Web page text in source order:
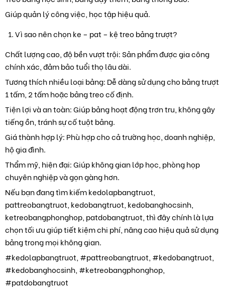
Giúp quản lý công việc, học tập hiệu quả.
Vì sao nên chọn ke – pat – kệ treo bảng trượt?
Chất lượng cao, độ bền vượt trội: Sản phẩm được gia công
chính xác, đảm bảo tuổi thọ lâu dài.
Tương thích nhiều loại bảng: Dễ dàng sử dụng cho bảng trượt
1 tấm, 2 tấm hoặc bảng treo cố định.
Tiện lợi và an toàn: Giúp bảng hoạt động trơn tru, không gây
tiếng ồn, tránh sự cố tuột bảng.
Giá thành hợp lý: Phù hợp cho cả trường học, doanh nghiệp,
hộ gia đình.
Thẩm mỹ, hiện đại: Giúp không gian lớp học, phòng họp
chuyên nghiệp và gọn gàng hơn.
Nếu bạn đang tìm kiếm kedolapbangtruot,
pattreobangtruot, kedobangtruot, kedobanghocsinh,
ketreobangphonghop, patdobangtruot, thì đây chính là lựa
chọn tối ưu giúp tiết kiệm chi phí, nâng cao hiệu quả sử dụng
bảng trong mọi không gian.
#kedolapbangtruot, #pattreobangtruot, #kedobangtruot,
#kedobanghocsinh, #ketreobangphonghop,
#patdobangtruot